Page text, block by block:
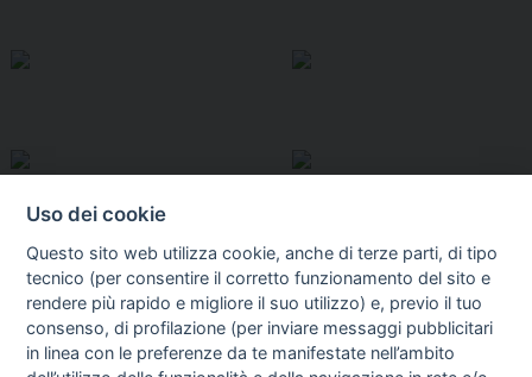
Uso dei cookie
Questo sito web utilizza cookie, anche di terze parti, di tipo
tecnico (per consentire il corretto funzionamento del sito e
rendere più rapido e migliore il suo utilizzo) e, previo il tuo
consenso, di profilazione (per inviare messaggi pubblicitari
in linea con le preferenze da te manifestate nell’ambito